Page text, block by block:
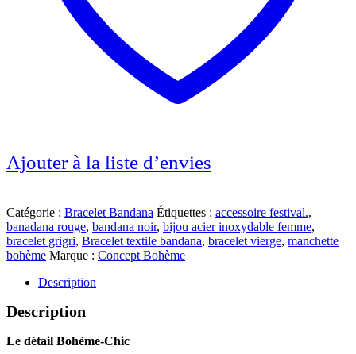
Ajouter à la liste d’envies
Catégorie : Bracelet Bandana Étiquettes : accessoire festival.,
banadana rouge, bandana noir, bijou acier inoxydable femme,
bracelet grigri, Bracelet textile bandana, bracelet vierge, manchette
bohème Marque : Concept Bohème
Description
Description
Le détail Bohème-Chic